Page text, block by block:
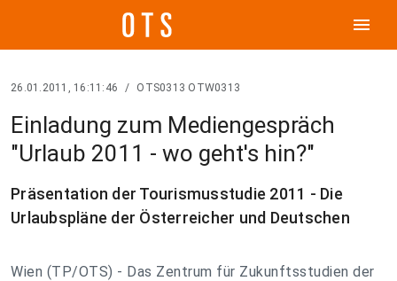
menu
26.01.2011, 16:11:46 / OTS0313 OTW0313
Einladung zum Mediengespräch
"Urlaub 2011 - wo geht's hin?"
Präsentation der Tourismusstudie 2011 - Die
Urlaubspläne der Österreicher und Deutschen
Wien (TP/OTS) - Das Zentrum für Zukunftsstudien der